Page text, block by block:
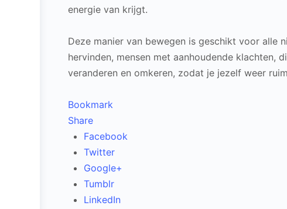
energie van krijgt.
Deze manier van bewegen is geschikt voor alle
hervinden, mensen met aanhoudende klachten,
veranderen en omkeren, zodat je jezelf weer
Bookmark
Share
Facebook
Twitter
Google+
Tumblr
LinkedIn